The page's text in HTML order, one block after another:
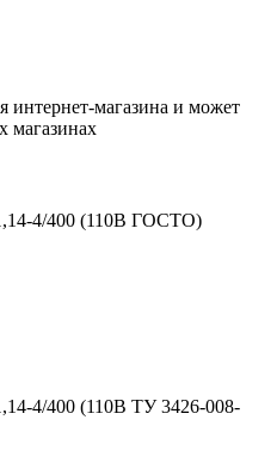
интернет-магазина и может
магазинах
4/400 (110В ГОСТО)
4/400 (110В ТУ 3426-008-